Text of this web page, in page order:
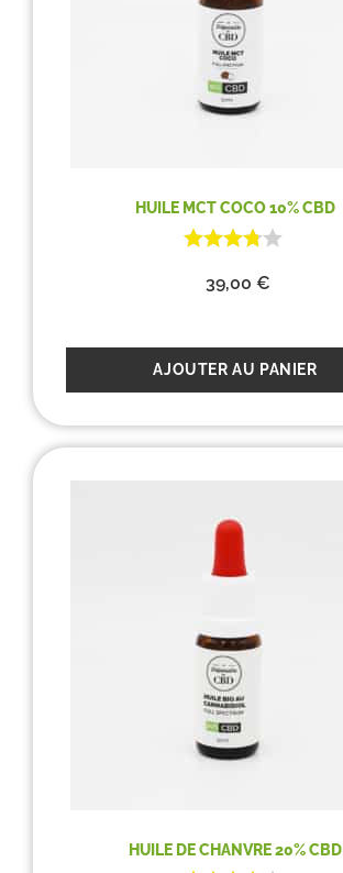
HUILE MCT COCO 10% CBD
39,00 €
AJOUTER AU PANIER
HUILE DE CHANVRE 20% CBD